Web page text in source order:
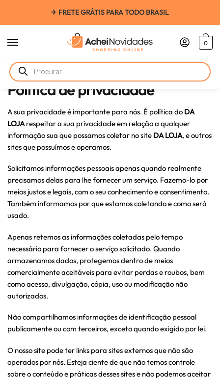
✈ FRETE GRÁTIS PARA TODO BRASIL
0
Início / Política de privacidade
Política de privacidade
A sua privacidade é importante para nós. É política do DA
LOJArespeitar a sua privacidade em relação a qualquer
informação sua que possamos coletar no site DA LOJA, e outros
sites que possuímos e operamos.
Solicitamos informações pessoais apenas quando realmente
precisamos delas para lhe fornecer um serviço. Fazemo-lo por
meios justos e legais, com o seu conhecimento e consentimento.
Também informamos por que estamos coletando e como será
usado.
Apenas retemos as informações coletadas pelo tempo
necessário para fornecer o serviço solicitado. Quando
armazenamos dados, protegemos dentro de meios
comercialmente aceitáveis ​​para evitar perdas e roubos, bem
como acesso, divulgação, cópia, uso ou modificação não
autorizados.
Não compartilhamos informações de identificação pessoal
publicamente ou com terceiros, exceto quando exigido por lei.
O nosso site pode ter links para sites externos que não são
operados por nós. Esteja ciente de que não temos controle
sobre o conteúdo e práticas desses sites e não podemos aceitar